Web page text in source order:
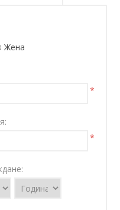
Жена
*
*